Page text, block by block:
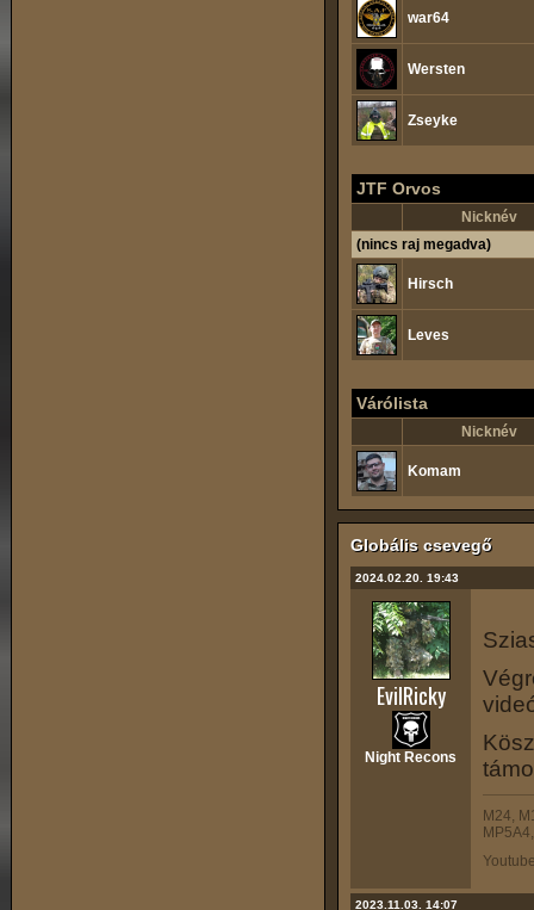
war64
Wersten
Zseyke
JTF Orvos
Nicknév
(nincs raj megadva)
Hirsch
Leves
Várólista
Nicknév
Komam
Globális csevegő
2024.02.20. 19:43
EvilRicky
Night Recons
M24,
2023.11.03. 14:07